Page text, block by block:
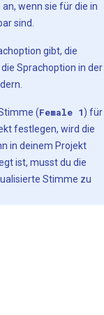
wenn sie für die in
sind.
gibt, die
Sprachoption in der
(Female 1) für
festlegen, wird die
in deinem Projekt
ist, musst du die
Stimme zu